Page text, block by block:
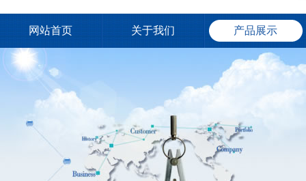
网站首页 关于我们 产品展示